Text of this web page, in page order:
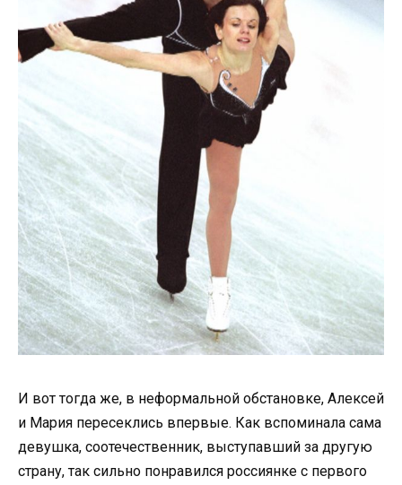
И вот тогда же, в неформальной обстановке, Алексей
и Мария пересеклись впервые. Как вспоминала сама
девушка, соотечественник, выступавший за другую
страну, так сильно понравился россиянке с первого